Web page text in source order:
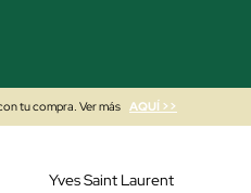
tu compra. Ver más AQUÍ >>
Yves Saint Laurent